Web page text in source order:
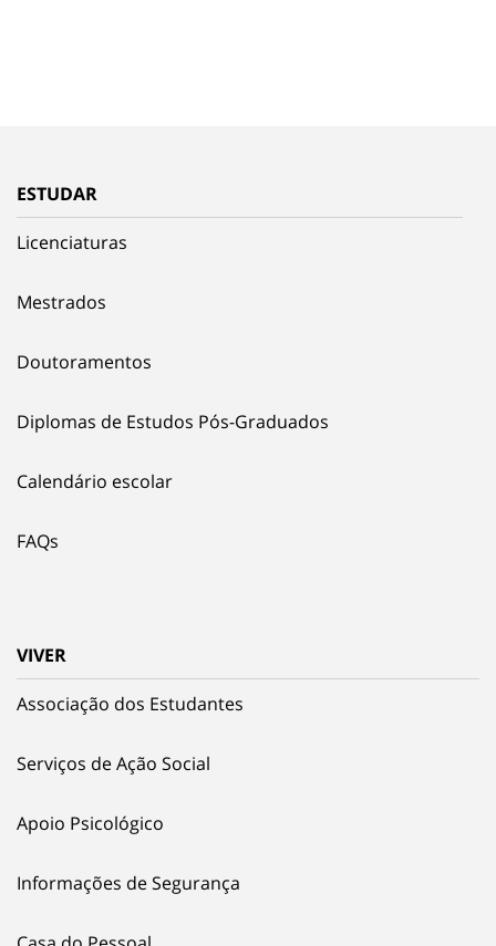
ESTUDAR
Licenciaturas
Mestrados
Doutoramentos
Diplomas de Estudos Pós-Graduados
Calendário escolar
FAQs
VIVER
Associação dos Estudantes
Serviços de Ação Social
Apoio Psicológico
Informações de Segurança